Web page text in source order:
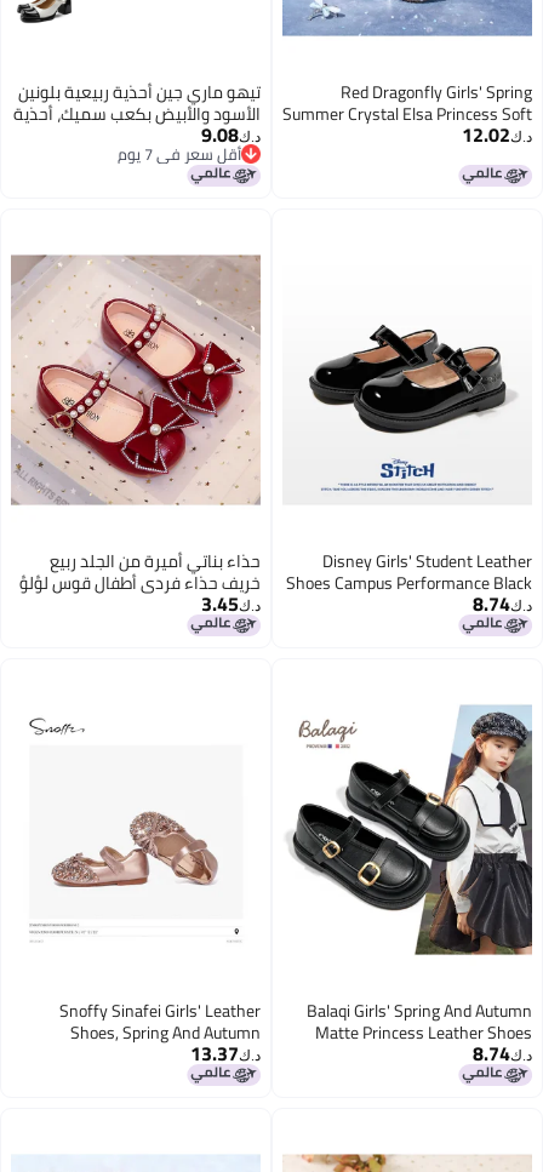
Red Dragonfly Girls' Spring
Summer Crystal Elsa Princess Soft
Sole Performance Leather Shoes
Q53bd042 Silver Size 32
د.ك‏12.02
تيهو ماري جين أحذية ربيعية بلونين
الأسود والأبيض بكعب سميك، أحذية
نسائية جي كاي مع سلسلة معدنية،
كعب عالي للبنات
د.ك‏9.08
أقل سعر في 7 يوم
أقل سعر في 7 يوم
Disney Girls' Student Leather
Shoes Campus Performance Black
Leather Shoes Shiny Children's
Dst1128 Black Size 36
د.ك‏8.74
حذاء بناتي أميرة من الجلد ربيع
خريف حذاء فردي أطفال قوس لؤلؤ
حجر الراين حذاء زفاف طفل جديد
د.ك‏3.45
Balaqi Girls' Spring And Autumn
Matte Princess Leather Shoes
Black School Style Bl3551 Size 29
د.ك‏8.74
Snoffy Sinafei Girls' Leather
Shoes, Spring And Autumn
Children's Crystal Shoes, Shiny
Diamond Princess Shoes,
د.ك‏13.37